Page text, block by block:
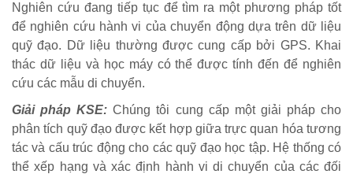
Nghiên cứu đang tiếp tục để tìm ra một phương pháp tốt
để nghiên cứu hành vi của chuyển động dựa trên dữ liệu
quỹ đạo. Dữ liệu thường được cung cấp bởi GPS. Khai
thác dữ liệu và học máy có thể được tính đến để nghiên
cứu các mẫu di chuyển.
Giải pháp KSE: Chúng tôi cung cấp một giải pháp cho
phân tích quỹ đạo được kết hợp giữa trực quan hóa tương
tác và cấu trúc động cho các quỹ đạo học tập. Hệ thống có
thể xếp hạng và xác định hành vi di chuyển của các đối